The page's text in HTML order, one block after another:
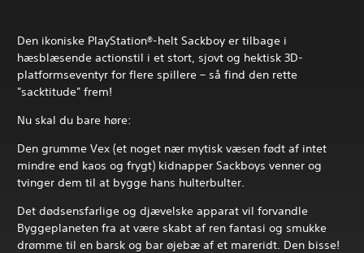
Den ikoniske PlayStation®-helt Sackboy er tilbage i
hæsblæsende actionstil i et stort, sjovt og hektisk 3D-
platformseventyr for flere spillere – så find den rette
"sacktitude" frem!
Nu skal du bare høre:
Den grumme Vex (et noget nær mytisk væsen født af intet
mindre end kaos og frygt) kidnapper Sackboys venner og
tvinger dem til at bygge hans hulterbulter.
Det dødsensfarlige og djævelske apparat vil forvandle
Byggeplaneten fra at være skabt af ren fantasi og smukke
drømme til en barsk og bar øjebæ af et mareridt. Den bisse!